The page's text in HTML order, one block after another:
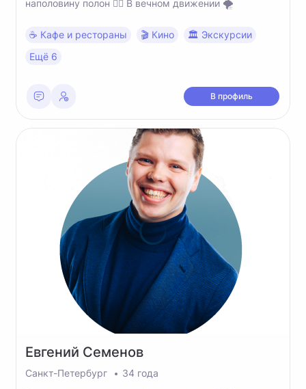
наполовину полон ✌🏼 В вечном движении 🌪️
☕️ Кафе и рестораны 🎬 Кино
🏛 Экскурсии
Ещё 6
В профиль
Евгений Семенов
Санкт-Петербург
34 года